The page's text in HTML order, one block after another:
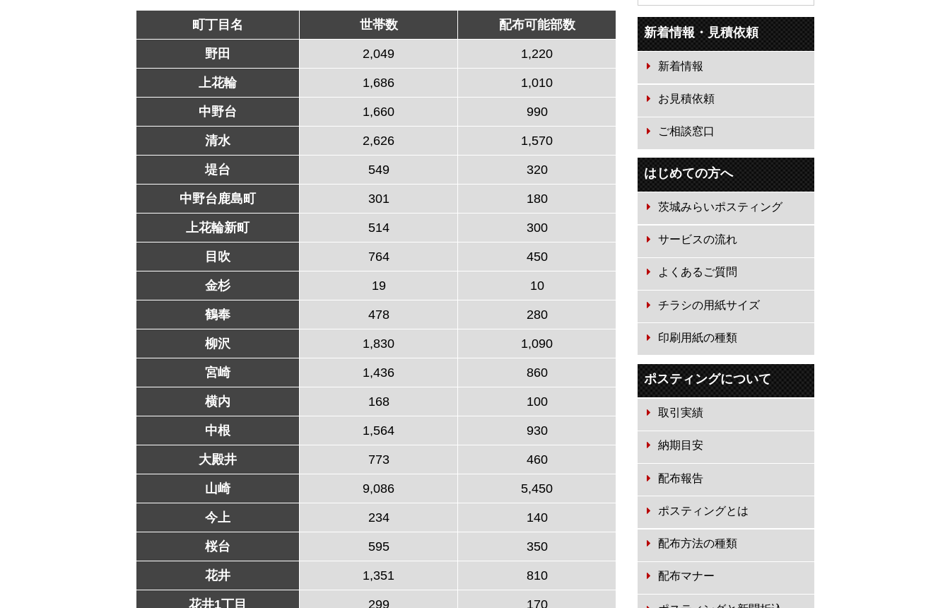
町丁目名 世帯数 配布可能部数
野田 2,049 1,220
上花輪 1,686 1,010
中野台 1,660 990
清水 2,626 1,570
堤台 549 320
中野台鹿島町 301 180
上花輪新町 514 300
目吹 764 450
金杉 19 10
鶴奉 478 280
柳沢 1,830 1,090
宮崎 1,436 860
横内 168 100
中根 1,564 930
大殿井 773 460
山崎 9,086 5,450
今上 234 140
桜台 595 350
花井 1,351 810
花井1丁目 299 170
新着情報・見積依頼
新着情報
お見積依頼
ご相談窓口
はじめての方へ
茨城みらいポスティング
サービスの流れ
よくあるご質問
チラシの用紙サイズ
印刷用紙の種類
ポスティングについて
取引実績
納期目安
配布報告
ポスティングとは
配布方法の種類
配布マナー